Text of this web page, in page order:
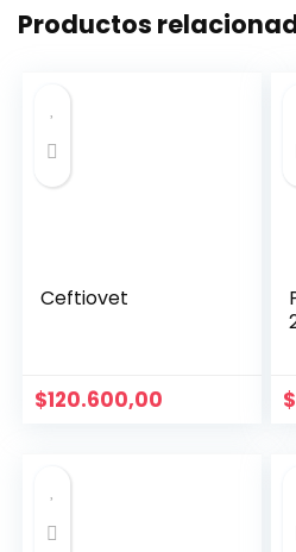
Productos
Ceftiovet
$120.600,00 $